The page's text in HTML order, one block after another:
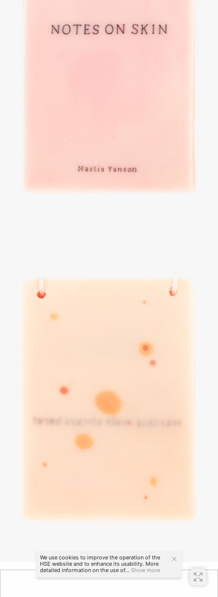
We use cookies to improve the operation of the
HSE website and to enhance its usability. More
detailed information on the use of... Show more